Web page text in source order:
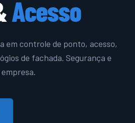
Acesso
em controle de ponto, acesso,
de fachada. Segurança e